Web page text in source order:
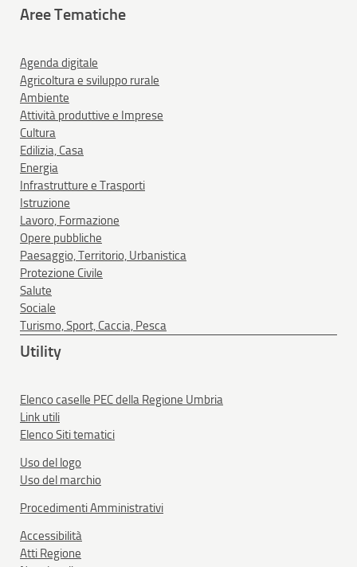
Aree Tematiche
Agenda digitale
Agricoltura e sviluppo rurale
Ambiente
Attività produttive e Imprese
Cultura
Edilizia, Casa
Energia
Infrastrutture e Trasporti
Istruzione
Lavoro, Formazione
Opere pubbliche
Paesaggio, Territorio, Urbanistica
Protezione Civile
Salute
Sociale
Turismo, Sport, Caccia, Pesca
Utility
Elenco caselle PEC della Regione Umbria
Link utili
Elenco Siti tematici
Uso del logo
Uso del marchio
Procedimenti Amministrativi
Accessibilità
Atti Regione